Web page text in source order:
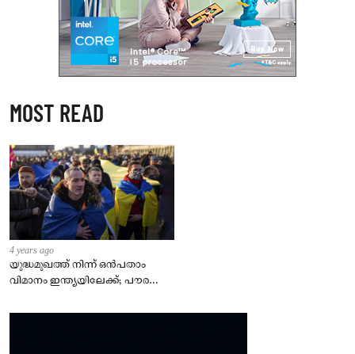
MOST READ
4 years ago
യുദ്ധമുഖത്ത് നിന്ന് ഒൻപതാം
വിമാനം ഇന്ത്യയിലേക്ക്; പൗരന്മാർ
– കേന്ദ്രം